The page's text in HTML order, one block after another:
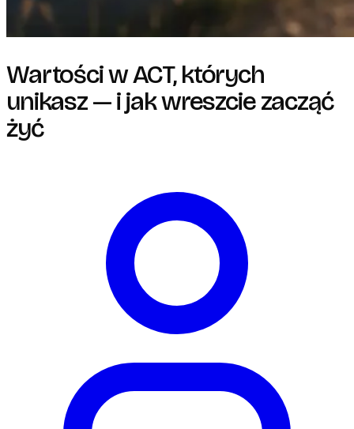
Wartości w ACT, których
unikasz — i jak wreszcie zacząć
żyć